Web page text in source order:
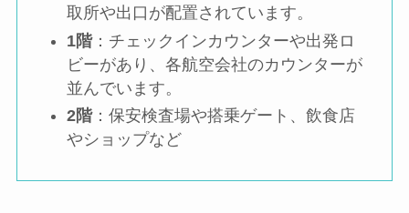
取所や出口が配置されています。
1階：チェックインカウンターや出発ロ
ビーがあり、各航空会社のカウンターが
並んでいます。
2階：保安検査場や搭乗ゲート、飲食店
やショップなど